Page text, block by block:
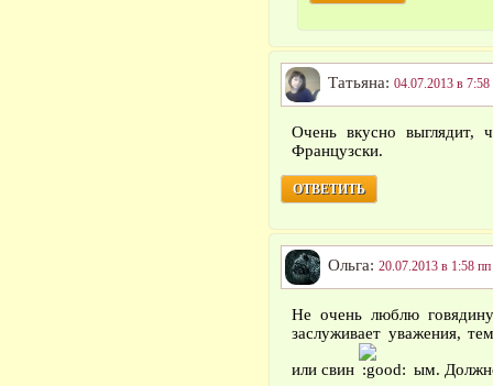
Татьяна: 04.07.2013 в 7:58
Очень вкусно
Французски.
ОТВЕТИТЬ
Ольга: 20.07.2013 в 1:58 пп
Не очень люблю
заслуживает уважения,
или свин ым.